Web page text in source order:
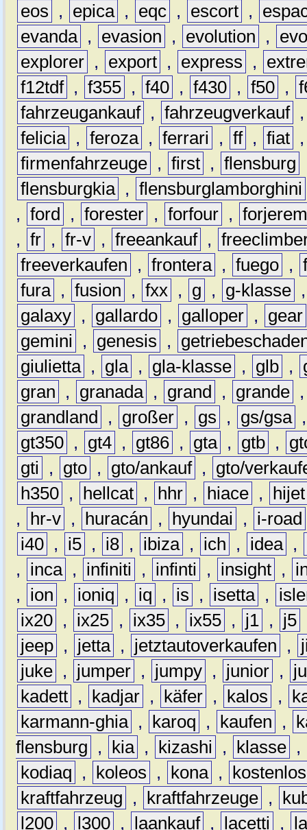
eos
, epica , eqc , escort ,
evanda , evasion , evolution ,
explorer , export , express ,
f12tdf , f355 , f40 , f430 , f50 ,
fahrzeugankauf , fahrzeugverkauf
felicia , feroza , ferrari , ff , fiat
firmenfahrzeuge , first , flensburg
flensburgkia , flensburglamborghini
, ford , forester , forfour ,
, fr , fr-v , freeankauf ,
freeverkaufen
, frontera , fuego ,
fura , fusion , fxx , g , g-klasse
galaxy , gallardo , galloper ,
gear
gemini
, genesis ,
giulietta , gla , gla-klasse , glb ,
gran
, granada , grand , grande
grandland
, großer , gs , gs/gsa
gt350 , gt4 , gt86 , gta , gtb ,
gti
, gto , gto/ankauf ,
gto/
h350 , hellcat , hhr , hiace ,
hijet
,
hr-v , huracán , hyundai ,
i-road
i40 , i5 , i8 , ibiza , ich , idea ,
,
inca , infiniti , infinti , insight ,
,
ion , ioniq , iq , is , isetta ,
ix20 , ix25 , ix35 , ix55 , j1 , j5
jeep , jetta , jetztautoverkaufen ,
juke , jumper , jumpy , junior ,
kadett , kadjar , käfer , kalos ,
karmann-ghia , karoq , kaufen ,
flensburg
, kia , kizashi , klasse ,
kodiaq
, koleos , kona ,
kostenlos
kraftfahrzeug
, kraftfahrzeuge ,
l200 , l300 , laankauf , lacetti ,